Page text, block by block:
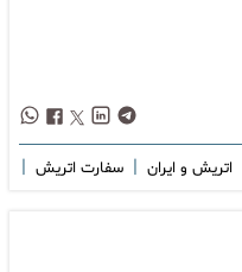
اتریش و ایران | سفارت اتریش |